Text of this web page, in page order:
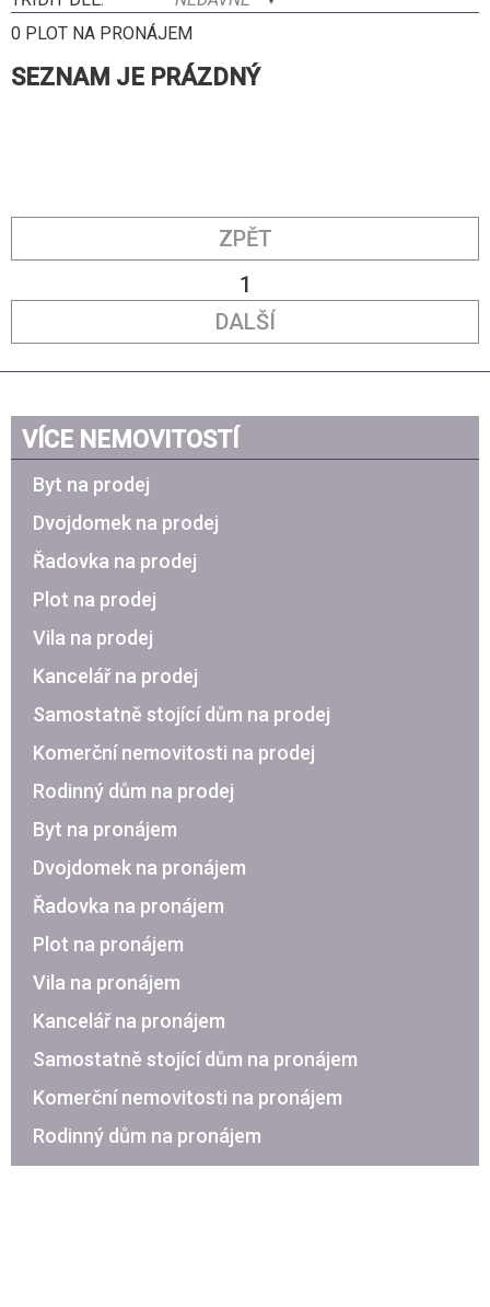
0 PLOT NA PRONÁJEM
SEZNAM JE PRÁZDNÝ
ZPĚT
1
DALŠÍ
VÍCE NEMOVITOSTÍ
Byt na prodej
Dvojdomek na prodej
Řadovka na prodej
Plot na prodej
Vila na prodej
Kancelář na prodej
Samostatně stojící dům na prodej
Komerční nemovitosti na prodej
Rodinný dům na prodej
Byt na pronájem
Dvojdomek na pronájem
Řadovka na pronájem
Plot na pronájem
Vila na pronájem
Kancelář na pronájem
Samostatně stojící dům na pronájem
Komerční nemovitosti na pronájem
Rodinný dům na pronájem